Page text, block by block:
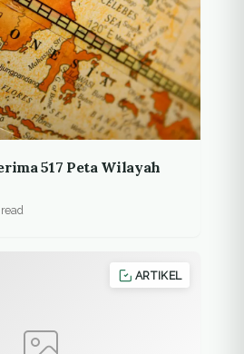
517 Peta Wilayah
ARTIKEL